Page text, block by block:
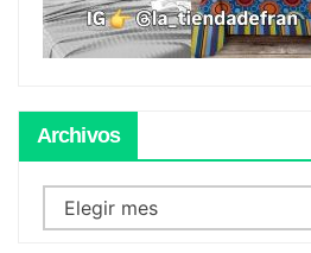
Archivos
Archivos